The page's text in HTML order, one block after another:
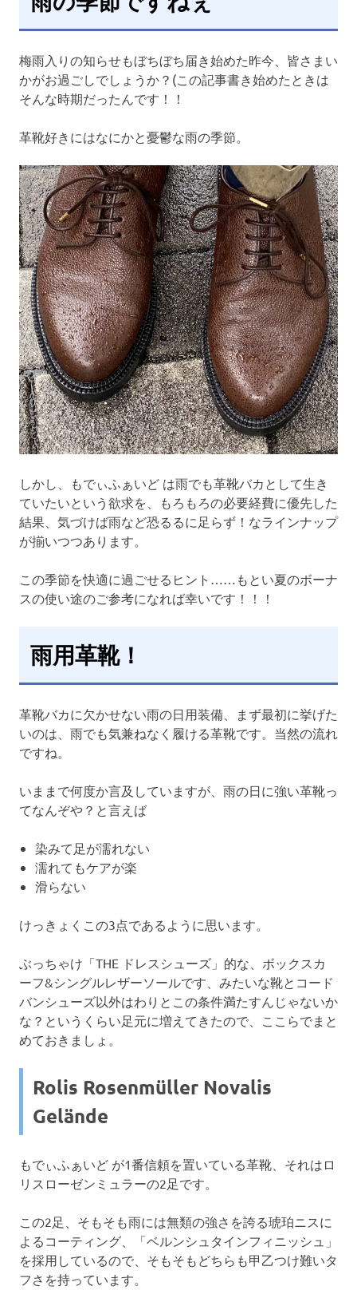
梅雨入りの知らせもぼちぼち届き始めた昨今、皆さまい
かがお過ごしでしょうか？(この記事書き始めたときは
そんな時期だったんです！！
革靴好きにはなにかと憂鬱な雨の季節。
しかし、もでぃふぁいど は雨でも革靴バカとして生き
ていたいという欲求を、もろもろの必要経費に優先した
結果、気づけば雨など恐るるに足らず！なラインナップ
が揃いつつあります。
この季節を快適に過ごせるヒント……もとい夏のボーナ
スの使い途のご参考になれば幸いです！！！
雨用革靴！
革靴バカに欠かせない雨の日用装備、まず最初に挙げた
いのは、雨でも気兼ねなく履ける革靴です。当然の流れ
ですね。
いままで何度か言及していますが、雨の日に強い革靴っ
てなんぞや？と言えば
染みて足が濡れない
濡れてもケアが楽
滑らない
けっきょくこの3点であるように思います。
ぶっちゃけ「THE ドレスシューズ」的な、ボックスカ
ーフ&シングルレザーソールです、みたいな靴とコード
バンシューズ以外はわりとこの条件満たすんじゃないか
な？というくらい足元に増えてきたので、ここらでまと
めておきましょ。
Rolis Rosenmüller Novalis
Gelände
もでぃふぁいど が1番信頼を置いている革靴、それはロ
リスローゼンミュラーの2足です。
この2足、そもそも雨には無類の強さを誇る琥珀ニスに
よるコーティング、「ベルンシュタインフィニッシュ」
を採用しているので、そもそもどちらも甲乙つけ難いタ
フさを持っています。